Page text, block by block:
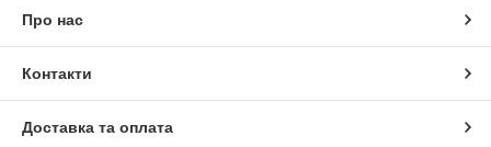
Про нас
Контакти
Доставка та оплата